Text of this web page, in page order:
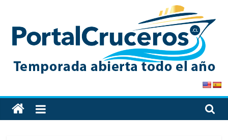
content
PortalCruceros
Toda
la